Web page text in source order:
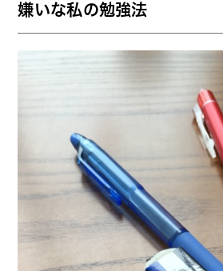
嫌いな私の勉強法